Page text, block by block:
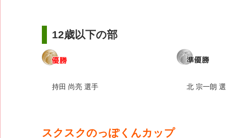
12歳以下の部
持田 尚亮 選手 北 宗一朗
スクスクのっぽくんカップ